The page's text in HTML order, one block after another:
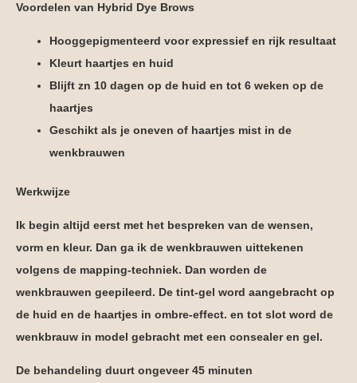
Voordelen van Hybrid Dye Brows
Hooggepigmenteerd voor expressief en rijk resultaat
Kleurt haartjes en huid
Blijft zn 10 dagen op de huid en tot 6 weken op de
haartjes
Geschikt als je oneven of haartjes mist in de
wenkbrauwen
Werkwijze
Ik begin altijd eerst met het bespreken van de wensen,
vorm en kleur. Dan ga ik de wenkbrauwen uittekenen
volgens de mapping-techniek. Dan worden de
wenkbrauwen geepileerd. De tint-gel word aangebracht op
de huid en de haartjes in ombre-effect. en tot slot word de
wenkbrauw in model gebracht met een consealer en gel.
De behandeling duurt ongeveer 45 minuten